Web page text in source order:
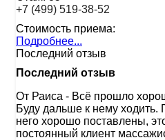
+7 (499) 519-38-52
Стоимость приема:
Подробнее...
Последний отзыв
Последний отзыв
От Раиса - Всё прошло
Буду дальше к нему ходить.
него хорошо поставлены,
постоянный клиент